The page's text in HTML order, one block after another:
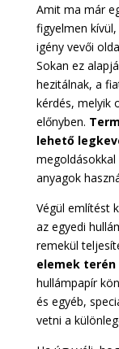
Amit ma már
figyelmen
igény vevői
Sokan ez
hezitálnak, a
kérdés, melyik
előnyben.
lehető
megoldásokkal
anyagok
Végül említést
az egyedi
remekül
elemek
hullámpapír
és egyéb,
vetni a